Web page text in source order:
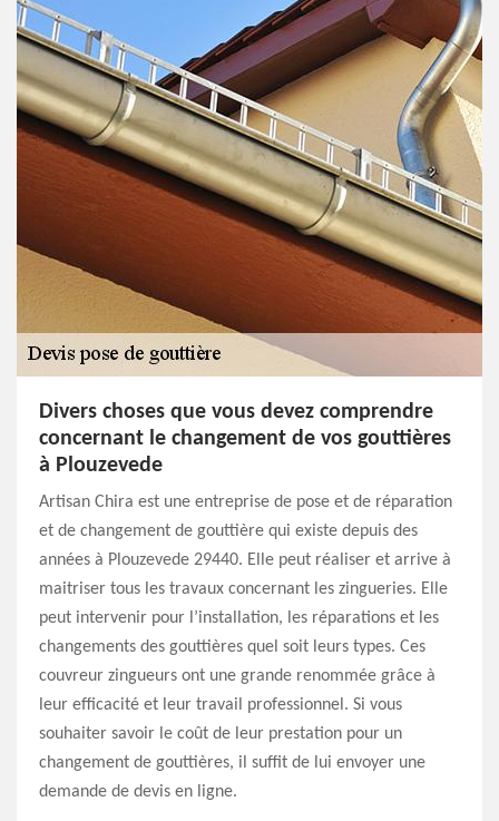
Divers choses que vous devez comprendre
concernant le changement de vos gouttières
à Plouzevede
Artisan Chira est une entreprise de pose et de réparation
et de changement de gouttière qui existe depuis des
années à Plouzevede 29440. Elle peut réaliser et arrive à
maitriser tous les travaux concernant les zingueries. Elle
peut intervenir pour l’installation, les réparations et les
changements des gouttières quel soit leurs types. Ces
couvreur zingueurs ont une grande renommée grâce à
leur efficacité et leur travail professionnel. Si vous
souhaiter savoir le coût de leur prestation pour un
changement de gouttières, il suffit de lui envoyer une
demande de devis en ligne.